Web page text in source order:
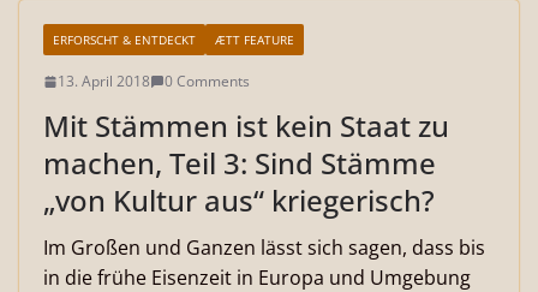
ERFORSCHT & ENTDECKT ÆTT FEATURE
13. April 2018 0 Comments
Mit Stämmen ist kein Staat zu
machen, Teil 3: Sind Stämme
„von Kultur aus“ kriegerisch?
Im Großen und Ganzen lässt sich sagen, dass bis
in die frühe Eisenzeit in Europa und Umgebung